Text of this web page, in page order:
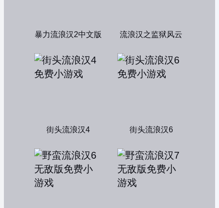
暴力流浪汉2中文版 流浪汉之监狱风云
街头流浪汉4 街头流浪汉6